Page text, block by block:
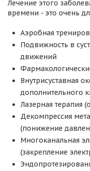
Лечение этого
времени - это очень
Аэробная
Подвижность в
движений
Внутрисуставная
дополнительного
Лазерная терапия
Декомпрессия
(понижение
Многоканальная
(закрепление